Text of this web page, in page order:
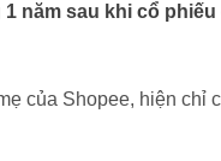
năm sau khi cổ
của Shopee, hiện chỉ